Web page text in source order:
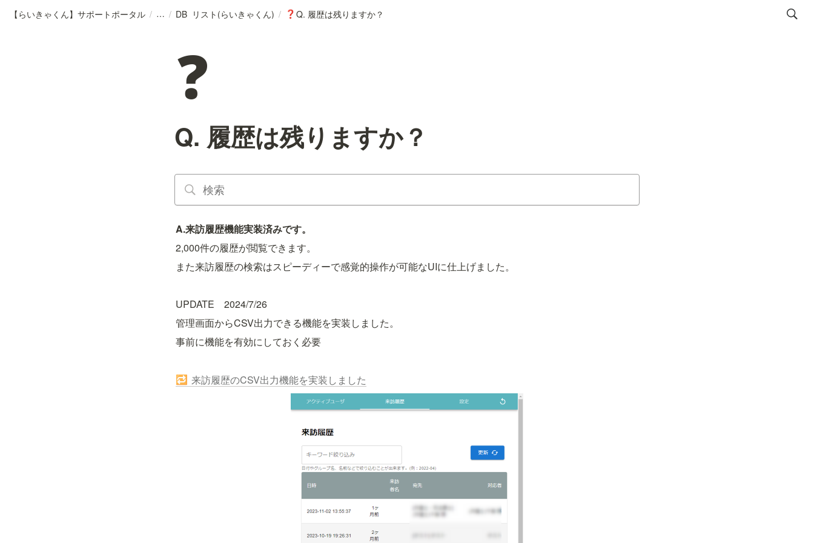
【らいきゃくん】サポートポータル / / DB_リスト(らいきゃくん) / ❓ Q. 履歴は残りますか？
❓
Q. 履歴は残りますか？
A.来訪履歴機能実装済みです。
2,000件の履歴が閲覧できます。
また来訪履歴の検索はスピーディーで感覚的操作が可能なUIに仕上げました。
UPDATE　2024/7/26
管理画面からCSV出力できる機能を実装しました。
事前に機能を有効にしておく必要
🔁 来訪履歴のCSV出力機能を実装しました